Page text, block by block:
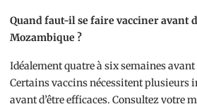
Quand faut-il se faire vacciner avant
Mozambique ?
Idéalement quatre à six semaines
Certains vaccins nécessitent plusieurs
avant d’être efficaces. Consultez votre